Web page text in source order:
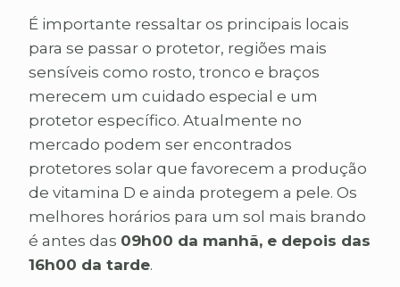
É importante ressaltar os principais locais
para se passar o protetor, regiões mais
sensíveis como rosto, tronco e braços
merecem um cuidado especial e um
protetor específico. Atualmente no
mercado podem ser encontrados
protetores solar que favorecem a produção
de vitamina D e ainda protegem a pele. Os
melhores horários para um sol mais brando
é antes das 09h00 da manhã, e depois das
16h00 da tarde.